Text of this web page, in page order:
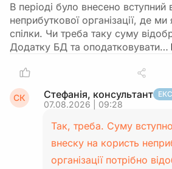
В періоді було внесено
неприбуткової організації, де
спілки. Чи треба таку суму
Додатку БД та оподатковувати…
СК Стефанія, консультант
07.08.2026 | 09:28
Так, треба. Суму
внеску на користь
організації потрібно